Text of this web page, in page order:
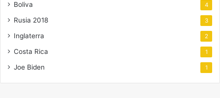
Boliva 4
Rusia 2018 3
Inglaterra 2
Costa Rica 1
Joe Biden 1